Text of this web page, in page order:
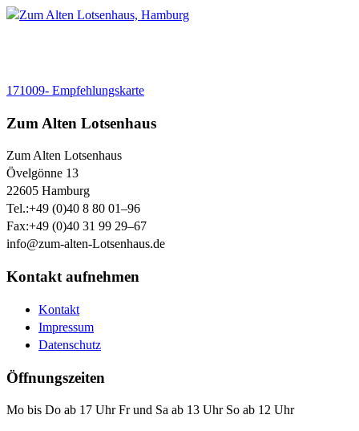
171009- Empfehlungskarte
Zum Alten Lotsenhaus
Zum Alten Lotsenhaus
Övelgönne 13
22605 Hamburg
Tel.:+49 (0)40 8 80 01–96
Fax:+49 (0)40 31 99 29–67
info@zum-alten-Lotsenhaus.de
Kontakt aufnehmen
Kontakt
Impressum
Datenschutz
Öffnungszeiten
Mo bis Do ab 17 Uhr Fr und Sa ab 13 Uhr So ab 12 Uhr